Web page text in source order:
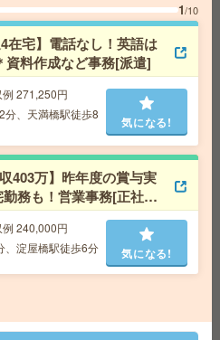
給！土日休み！商品の荷受
気になる!
クリニックでスケジュール
】366,750円～ ■
ビスあり
気になる!
1/10
4在宅】電話なし！英語は
料作成など事務[派遣]
271,250円
分、天満橋駅徒歩8
気になる!
403万】昨年度の賞与実
務も！営業事務[正社員
240,000円
、淀屋橋駅徒歩6分 気になる!